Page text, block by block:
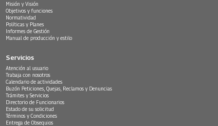
Misión y Visión
Objetivos y funciones
Normatividad
Políticas y Planes
Informes de Gestión
Manual de producción y estilo
Servicios
Atención al usuario
Trabaja con nosotros
Calendario de actividades
Buzón Peticiones, Quejas, Reclamos y Denuncias
Trámites y Servicios
Directorio de Funcionarios
Estado de su solicitud
Términos y Condiciones
Entrega de Obsequios